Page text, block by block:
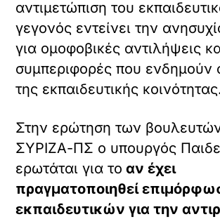
αντιμετώπιση του
γεγονός εντείνει την
για ομοφοβικές αντιλήψεις
συμπεριφορές που ενδημούν
της εκπαιδευτικής
Στην ερώτηση των
ΣΥΡΙΖΑ-ΠΣ ο υπουργός
ερωτάται για το αν έχει
πραγματοποιηθεί
εκπαιδευτικών για την